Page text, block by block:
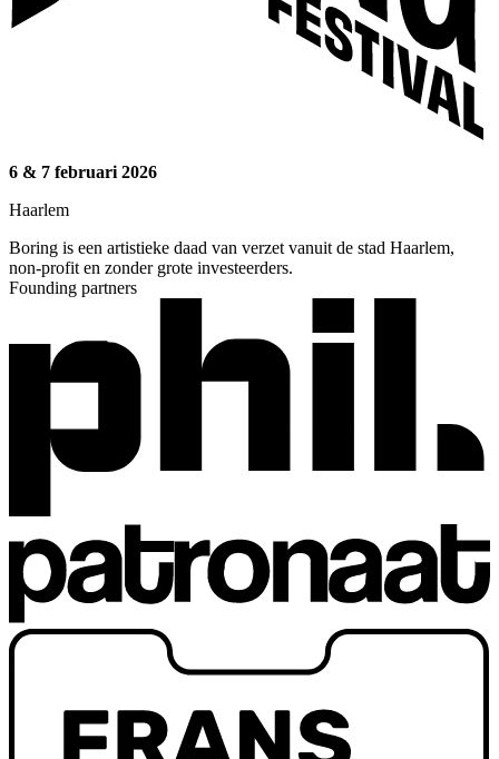
6 & 7 februari 2026
Haarlem
Boring is een artistieke daad van verzet vanuit de stad Haarlem,
non-profit en zonder grote investeerders.
Founding partners